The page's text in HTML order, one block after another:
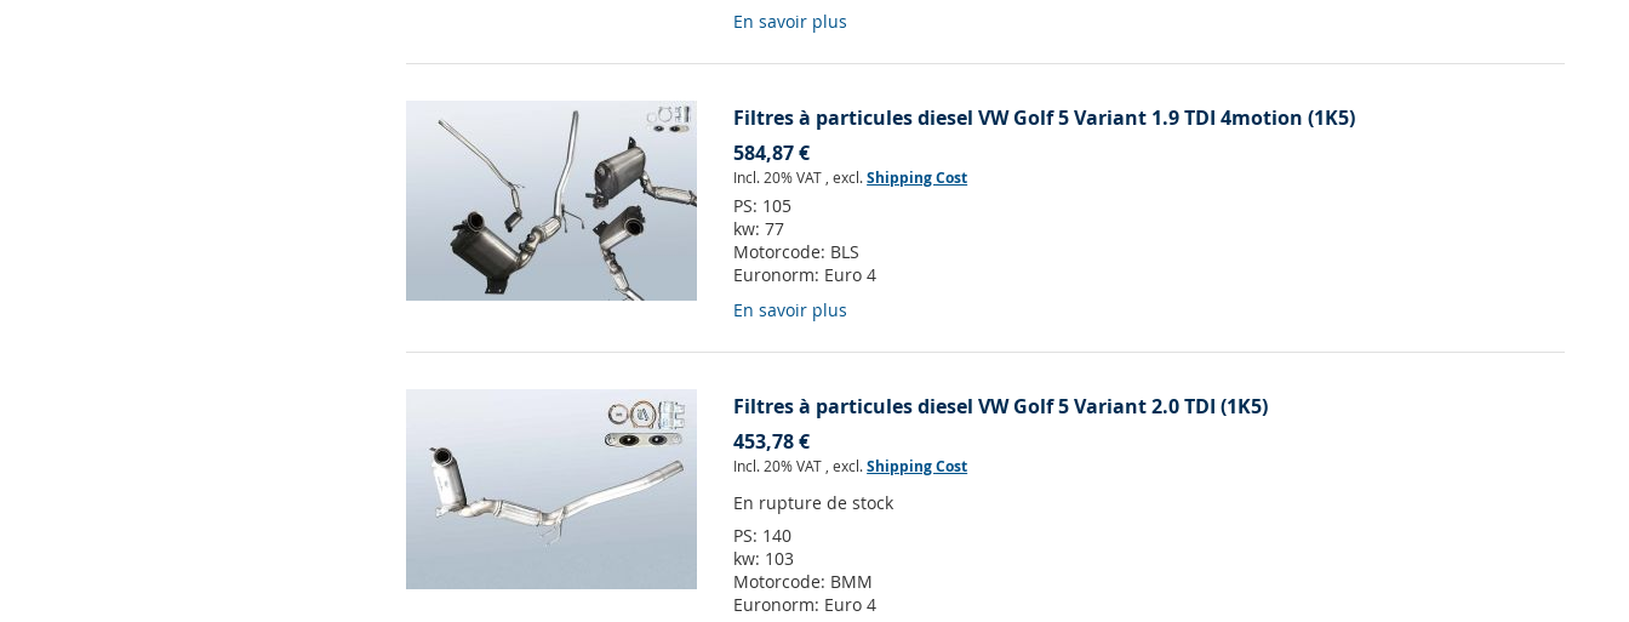
En savoir plus
Filtres à particules diesel VW Golf 5 Variant 1.9 TDI 4motion (1K5)
584,87 €
Incl. 20% VAT ,excl.Shipping Cost
PS: 105
kw:77
Motorcode: BLS
Euronorm: Euro 4
En savoir plus
Filtres à particules diesel VW Golf 5 Variant 2.0 TDI (1K5)
453,78 €
Incl. 20% VAT ,excl.Shipping Cost
En rupture de stock
PS: 140
kw: 103
Motorcode: BMM
Euronorm: Euro 4